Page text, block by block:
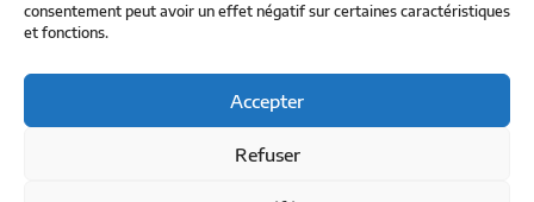
consentement peut avoir un effet négatif sur certaines caractéristiques
et fonctions.
Accepter
Refuser